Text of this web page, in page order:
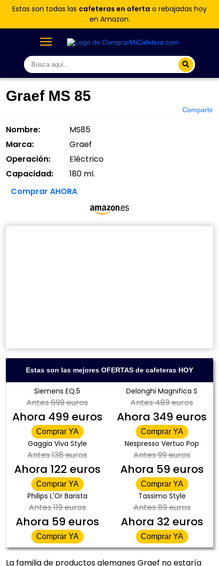
Estas son todas las cafeteras en oferta o rebajadas hoy
en Amazon.
Graef MS 85
Compartir
Nombre:
MS85
Marca:
Graef
Operación:
Eléctrico
Capacidad:
180 ml.
Comprar AHORA
Estas son las mejores OFERTAS de cafeteras HOY
Siemens EQ.5
Antes699 euros
Ahora 499 euros
Comprar YA
Delonghi Magnifica S
Antes489 euros
Ahora 349 euros
Comprar YA
Gaggia Viva Style
Antes138 euros
Ahora 122 euros
Comprar YA
Nespresso Vertuo Pop
Antes99 euros
Ahora 59 euros
Comprar YA
Philips L'Or Barista
Antes119 euros
Ahora 59 euros
Comprar YA
Tassimo Style
Antes89 euros
Ahora 32 euros
Comprar YA
La familia de productos alemanes Graef no estaría